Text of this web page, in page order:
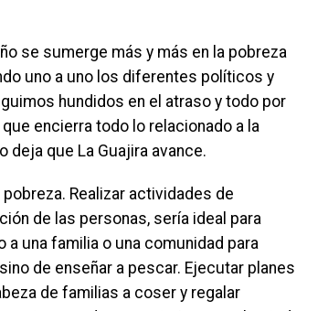
se sumerge más y más en la pobreza
uno a uno los diferentes políticos y
hundidos en el atraso y todo por
encierra todo lo relacionado a la
que La Guajira avance.
Realizar actividades de
de las personas, sería ideal para
una familia o una comunidad para
de enseñar a pescar. Ejecutar planes
de familias a coser y regalar